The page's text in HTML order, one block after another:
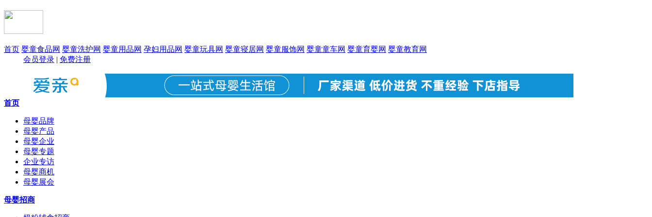
首页 婴童食品网 婴童洗护网 婴童用品网 孕妇用品网 婴童玩具网 婴童寝居网 婴童服饰网 婴童童车网 婴童育婴网 婴童教育网
会员登录 | 免费注册
首页
母婴品牌
母婴产品
母婴企业
母婴专题
企业专访
母婴商机
母婴展会
母婴招商